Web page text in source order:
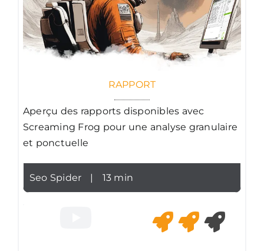
RAPPORT
Aperçu des rapports disponibles avec
Screaming Frog pour une analyse granulaire
et ponctuelle
Seo Spider | 13 min